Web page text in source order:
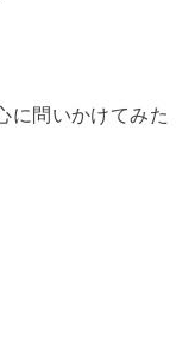
に問いかけてみた